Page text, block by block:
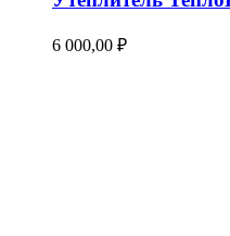
6 000,00 ₽